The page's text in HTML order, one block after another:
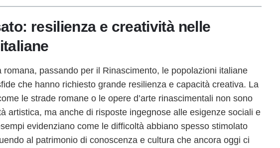
resilienza e creatività nelle
romana, passando per il Rinascimento, le popolazioni italiane
che hanno richiesto grande resilienza e capacità creativa. La
le strade romane o le opere d’arte rinascimentali non sono
artistica, ma anche di risposte ingegnose alle esigenze sociali e
evidenziano come le difficoltà abbiano spesso stimolato
al patrimonio di conoscenza e cultura che ancora oggi ci